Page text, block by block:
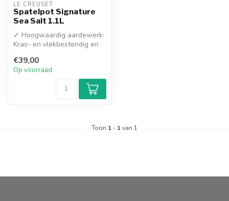
LE CREUSET
Spatelpot Signature
Sea Salt 1.1L
✓ Hoogwaardig aardewerk:
Kras- en vlekbestendig en
✓ Signa...
€39,00
Op voorraad
Toon 1 - 1van 1